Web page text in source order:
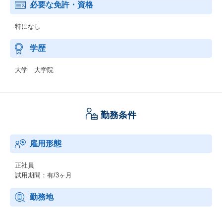
必要な免許・資格
特になし
学歴
大学 大学院
勤務条件
雇用形態
正社員
試用期間：有/3ヶ月
勤務地